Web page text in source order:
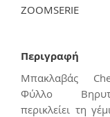
ZOOMSERIE
Περιγραφή
Μπακλαβάς
Φύλλο
περικλείει τη